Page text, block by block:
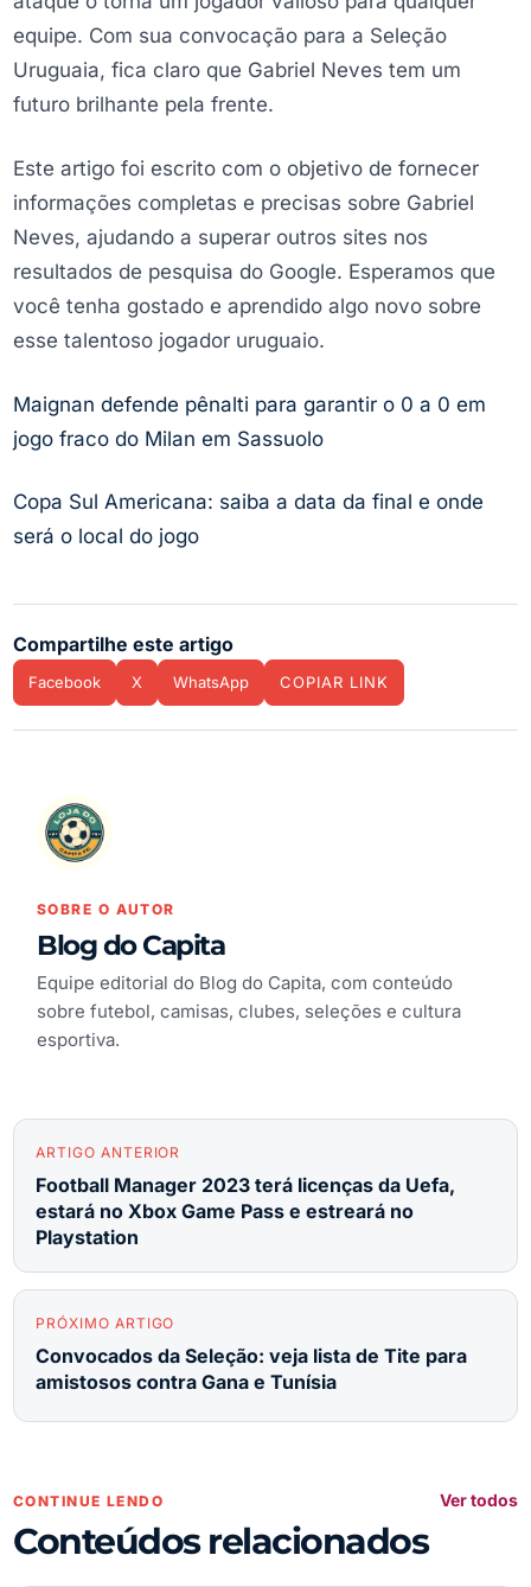
equipe. Com sua convocação para a Seleção
Uruguaia, fica claro que Gabriel Neves tem um
futuro brilhante pela frente.
Este artigo foi escrito com o objetivo de fornecer
informações completas e precisas sobre Gabriel
Neves, ajudando a superar outros sites nos
resultados de pesquisa do Google. Esperamos que
você tenha gostado e aprendido algo novo sobre
esse talentoso jogador uruguaio.
Maignan defende pênalti para garantir o 0 a 0 em
jogo fraco do Milan em Sassuolo
Copa Sul Americana: saiba a data da final e onde
será o local do jogo
Compartilhe este artigo
Facebook X WhatsApp COPIAR LINK
SOBRE O AUTOR
Blog do Capita
Equipe editorial do Blog do Capita, com conteúdo
sobre futebol, camisas, clubes, seleções e cultura
esportiva.
ARTIGO ANTERIOR
Football Manager 2023 terá licenças da Uefa,
estará no Xbox Game Pass e estreará no
Playstation
PRÓXIMO ARTIGO
Convocados da Seleção: veja lista de Tite para
amistosos contra Gana e Tunísia
CONTINUE LENDO
Conteúdos relacionados
Ver todos